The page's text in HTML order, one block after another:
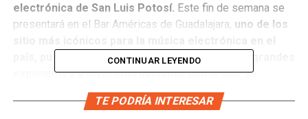
electrónica de San Luis Potosí. Este fin de semana se
presentará en el Bar Américas de Guadalajara, uno de los
país, pues siempre ha sido una plataforma de grandes
exponentes a nivel internacional, con lo que se
convertirá en uno de los primeros artistas de la
ciudad en llegar a ese espacio.
CONTINUAR LEYENDO
TE PODRÍA INTERESAR